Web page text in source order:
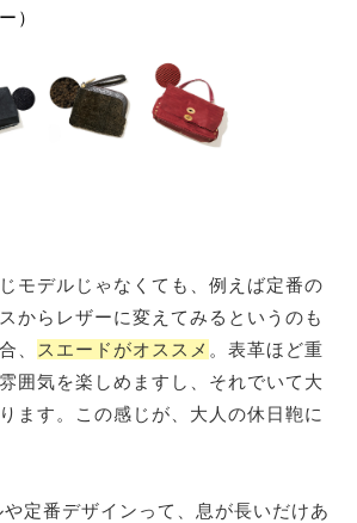
）
モデルじゃなくても、例えば定番の
からレザーに変えてみるというのも
、
スエードがオススメ 。表革ほど重
囲気を楽しめますし、それでいて大
ます。この感じが、大人の休日鞄に
定番デザインって、息が長いだけあ